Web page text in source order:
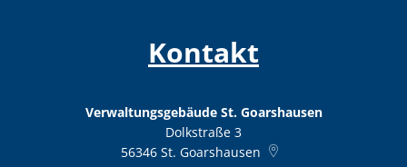
Kontakt
Verwaltungsgebäude St. Goarshausen
Dolkstraße 3
56346 St. Goarshausen